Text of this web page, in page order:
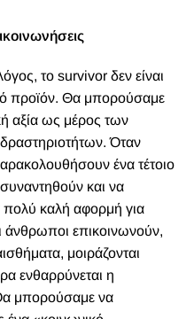
το survivor δεν είναι
προϊόν. Θα μπορούσαμε
αξία ως μέρος των
Όταν
ένα τέτοιο
και να
πολύ καλή αφορμή για
άνθρωποι επικοινωνούν,
μοιράζονται
ενθαρρύνεται η
μπορούσαμε να